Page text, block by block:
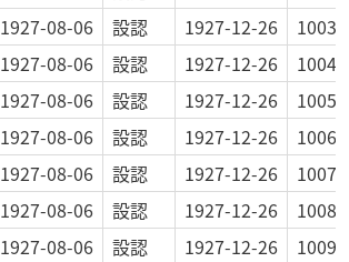
1927-08-06 設認 1927-12-26
1003
1927-08-06 設認 1927-12-26
1004
1927-08-06 設認 1927-12-26
1005
1927-08-06 設認 1927-12-26
1006
1927-08-06 設認 1927-12-26
1007
1927-08-06 設認 1927-12-26
1008
1927-08-06 設認 1927-12-26
1009